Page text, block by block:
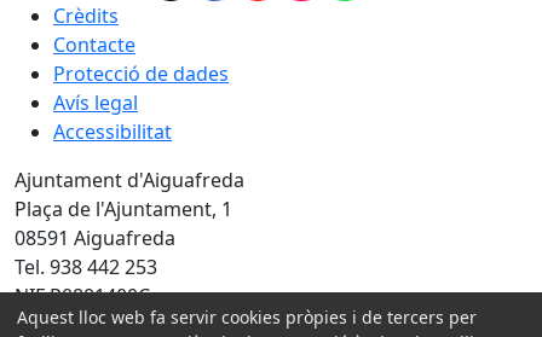
Crèdits
Contacte
Protecció de dades
Avís legal
Accessibilitat
Ajuntament d'Aiguafreda
Plaça de l'Ajuntament, 1
08591 Aiguafreda
Tel. 938 442 253
NIF P0801400C
Aquest lloc web fa servir cookies pròpies i de tercers per